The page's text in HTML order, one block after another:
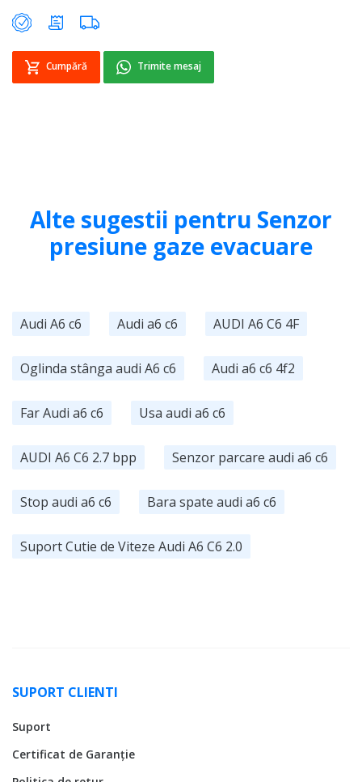
Cumpără Trimite mesaj
Alte sugestii pentru Senzor
presiune gaze evacuare
Audi A6 c6 Audi a6 c6 AUDI A6 C6 4F
Oglinda stânga audi A6 c6 Audi a6 c6 4f2
Far Audi a6 c6 Usa audi a6 c6
AUDI A6 C6 2.7 bpp Senzor parcare audi a6 c6
Stop audi a6 c6 Bara spate audi a6 c6
Suport Cutie de Viteze Audi A6 C6 2.0
SUPORT CLIENTI
Suport
Certificat de Garanție